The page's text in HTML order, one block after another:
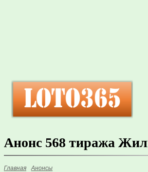
Анонс 568 тиража
Главная Анонсы